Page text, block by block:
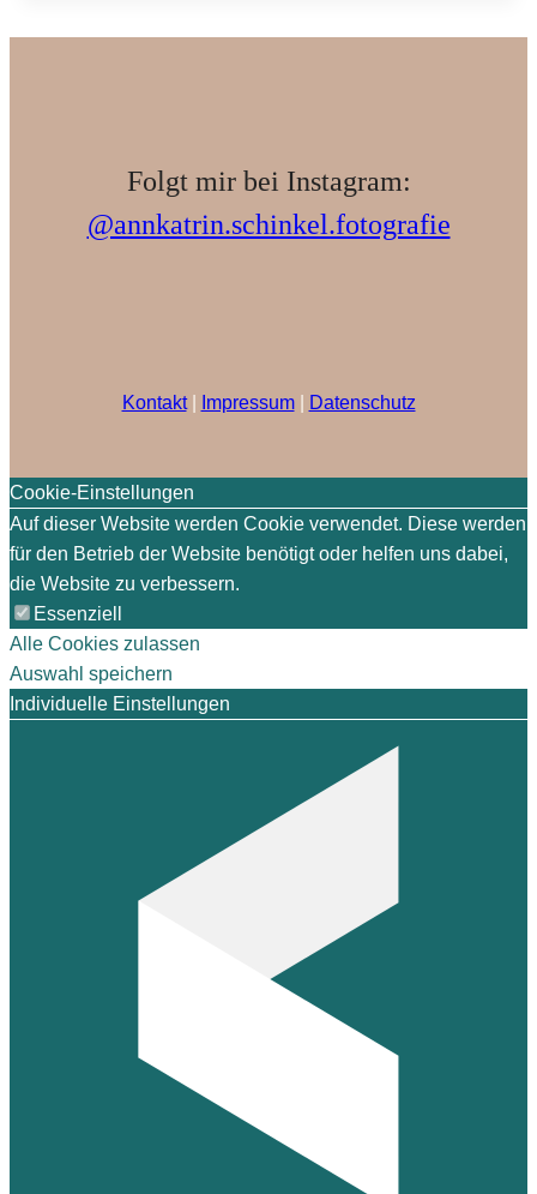
Folgt mir bei Instagram:
@annkatrin.schinkel.fotografie
Kontakt| Impressum| Datenschutz
Cookie-Einstellungen
Auf dieser Website werden Cookie verwendet. Diese werden
für den Betrieb der Website benötigt oder helfen uns dabei,
die Website zu verbessern.
Essenziell
Alle Cookies zulassen
Auswahl speichern
Individuelle Einstellungen